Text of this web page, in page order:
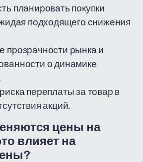
планировать покупки
подходящего снижения
рынка и
о динамике
переплаты за товар в
акций.
цены на
влияет на